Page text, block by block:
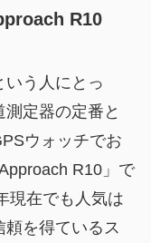
R10
いう人にとっ
定器の定番と
ウォッチでお
R10」で
現在でも人気は
を得ているス